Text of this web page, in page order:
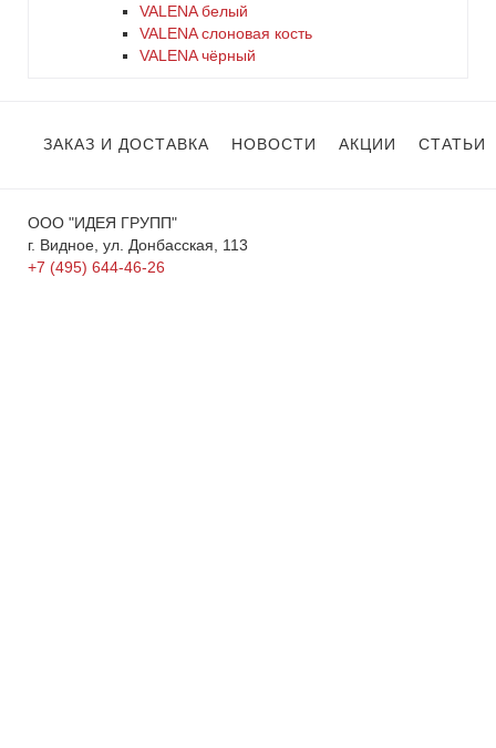
VALENA белый
VALENA слоновая кость
VALENA чёрный
ЗАКАЗ И ДОСТАВКА НОВОСТИ АКЦИИ СТАТЬИ
ООО "ИДЕЯ ГРУПП"
г. Видное, ул. Донбасская, 113
+7 (495) 644-46-26